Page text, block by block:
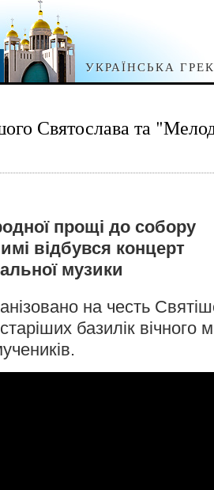
УКРАЇНСЬКА
Святослава та
прощі до собору
відбувся концерт
музики
на честь
базилік вічного